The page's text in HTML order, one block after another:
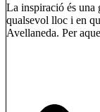
La inspiració és una
qualsevol lloc i en
Avellaneda. Per